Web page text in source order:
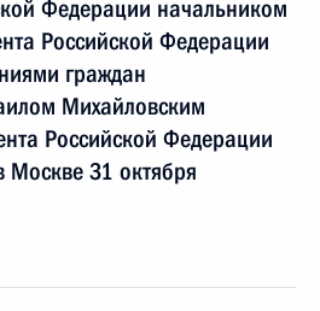
Федерации начальником
Российской Федерации
граждан
Михайловским
Российской Федерации
Москве 31 октября